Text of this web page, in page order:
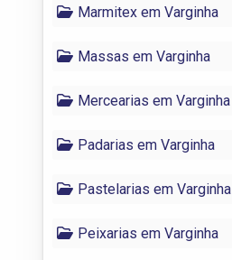
Marmitex em Varginha
Massas em Varginha
Mercearias em Varginha
Padarias em Varginha
Pastelarias em Varginha
Peixarias em Varginha